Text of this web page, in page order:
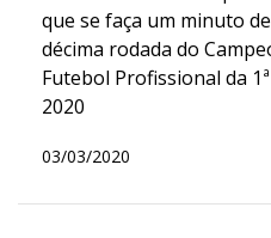
que se faça um minuto
décima rodada do
Futebol Profissional da
2020
03/03/2020